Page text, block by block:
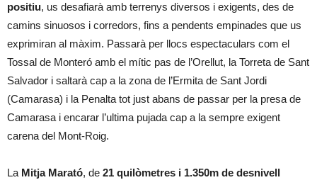
positiu, us desafiarà amb terrenys diversos i exigents, des de
camins sinuosos i corredors, fins a pendents empinades que us
exprimiran al màxim. Passarà per llocs espectaculars com el
Tossal de Monteró amb el mític pas de l’Orellut, la Torreta de Sant
Salvador i saltarà cap a la zona de l’Ermita de Sant Jordi
(Camarasa) i la Penalta tot just abans de passar per la presa de
Camarasa i encarar l’ultima pujada cap a la sempre exigent
carena del Mont-Roig.
La Mitja Marató, de 21 quilòmetres i 1.350m de desnivell